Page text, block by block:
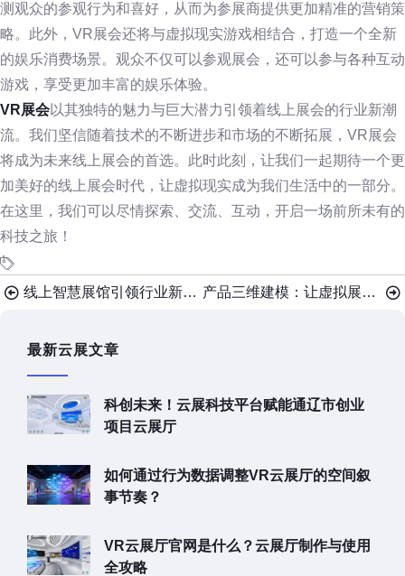
测观众的参观行为和喜好，从而为参展商提供更加精准的营销策
略。此外，VR展会还将与虚拟现实游戏相结合，打造一个全新
的娱乐消费场景。观众不仅可以参观展会，还可以参与各种互动
游戏，享受更加丰富的娱乐体验。
VR展会以其独特的魅力与巨大潜力引领着线上展会的行业新潮
流。我们坚信随着技术的不断进步和市场的不断拓展，VR展会
将成为未来线上展会的首选。此时此刻，让我们一起期待一个更
加美好的线上展会时代，让虚拟现实成为我们生活中的一部分。
在这里，我们可以尽情探索、交流、互动，开启一场前所未有的
科技之旅！
线上智慧展馆引领行业新潮流 产品三维建模：让虚拟展示跃然指尖
最新云展文章
科创未来！云展科技平台赋能通辽市创业
项目云展厅
如何通过行为数据调整VR云展厅的空间叙
事节奏？
VR云展厅官网是什么？云展厅制作与使用
全攻略